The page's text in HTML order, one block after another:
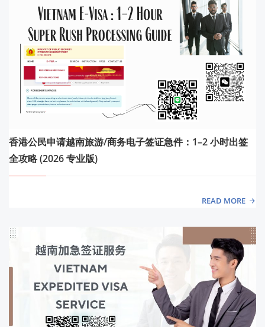
香港公民申请越南旅游/商务电子签证急件：1–2 小时出签
全攻略 (2026 专业版)
READ MORE